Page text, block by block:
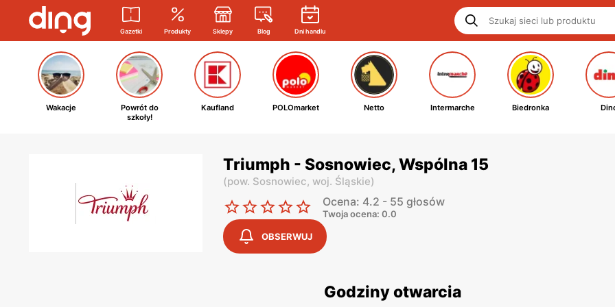
Gazetki Produkty Sklepy Blog Dni handlu
Wakacje
Powrót do
szkoły!
Kaufland POLOmarket Netto Intermarche Biedronka
Triumph - Sosnowiec, Wspólna 15
(pow. Sosnowiec, woj. Śląskie)
Ocena: 4.2 - 55 głosów
Twoja ocena: 0.0
OBSERWUJ
Godziny otwarcia